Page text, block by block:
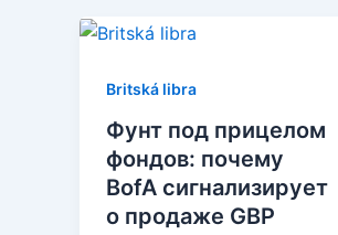
Britská libra
Фунт под прицелом
фондов: почему
BofA сигнализирует
о продаже GBP